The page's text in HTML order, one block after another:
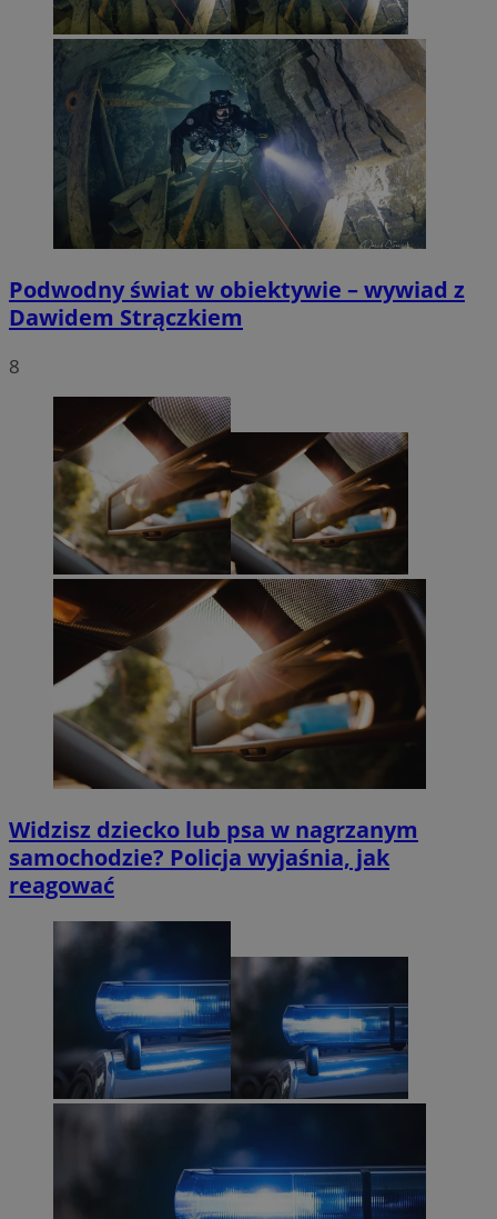
Podwodny świat w obiektywie – wywiad z
Dawidem Strączkiem
8
Widzisz dziecko lub psa w nagrzanym
samochodzie? Policja wyjaśnia, jak
reagować